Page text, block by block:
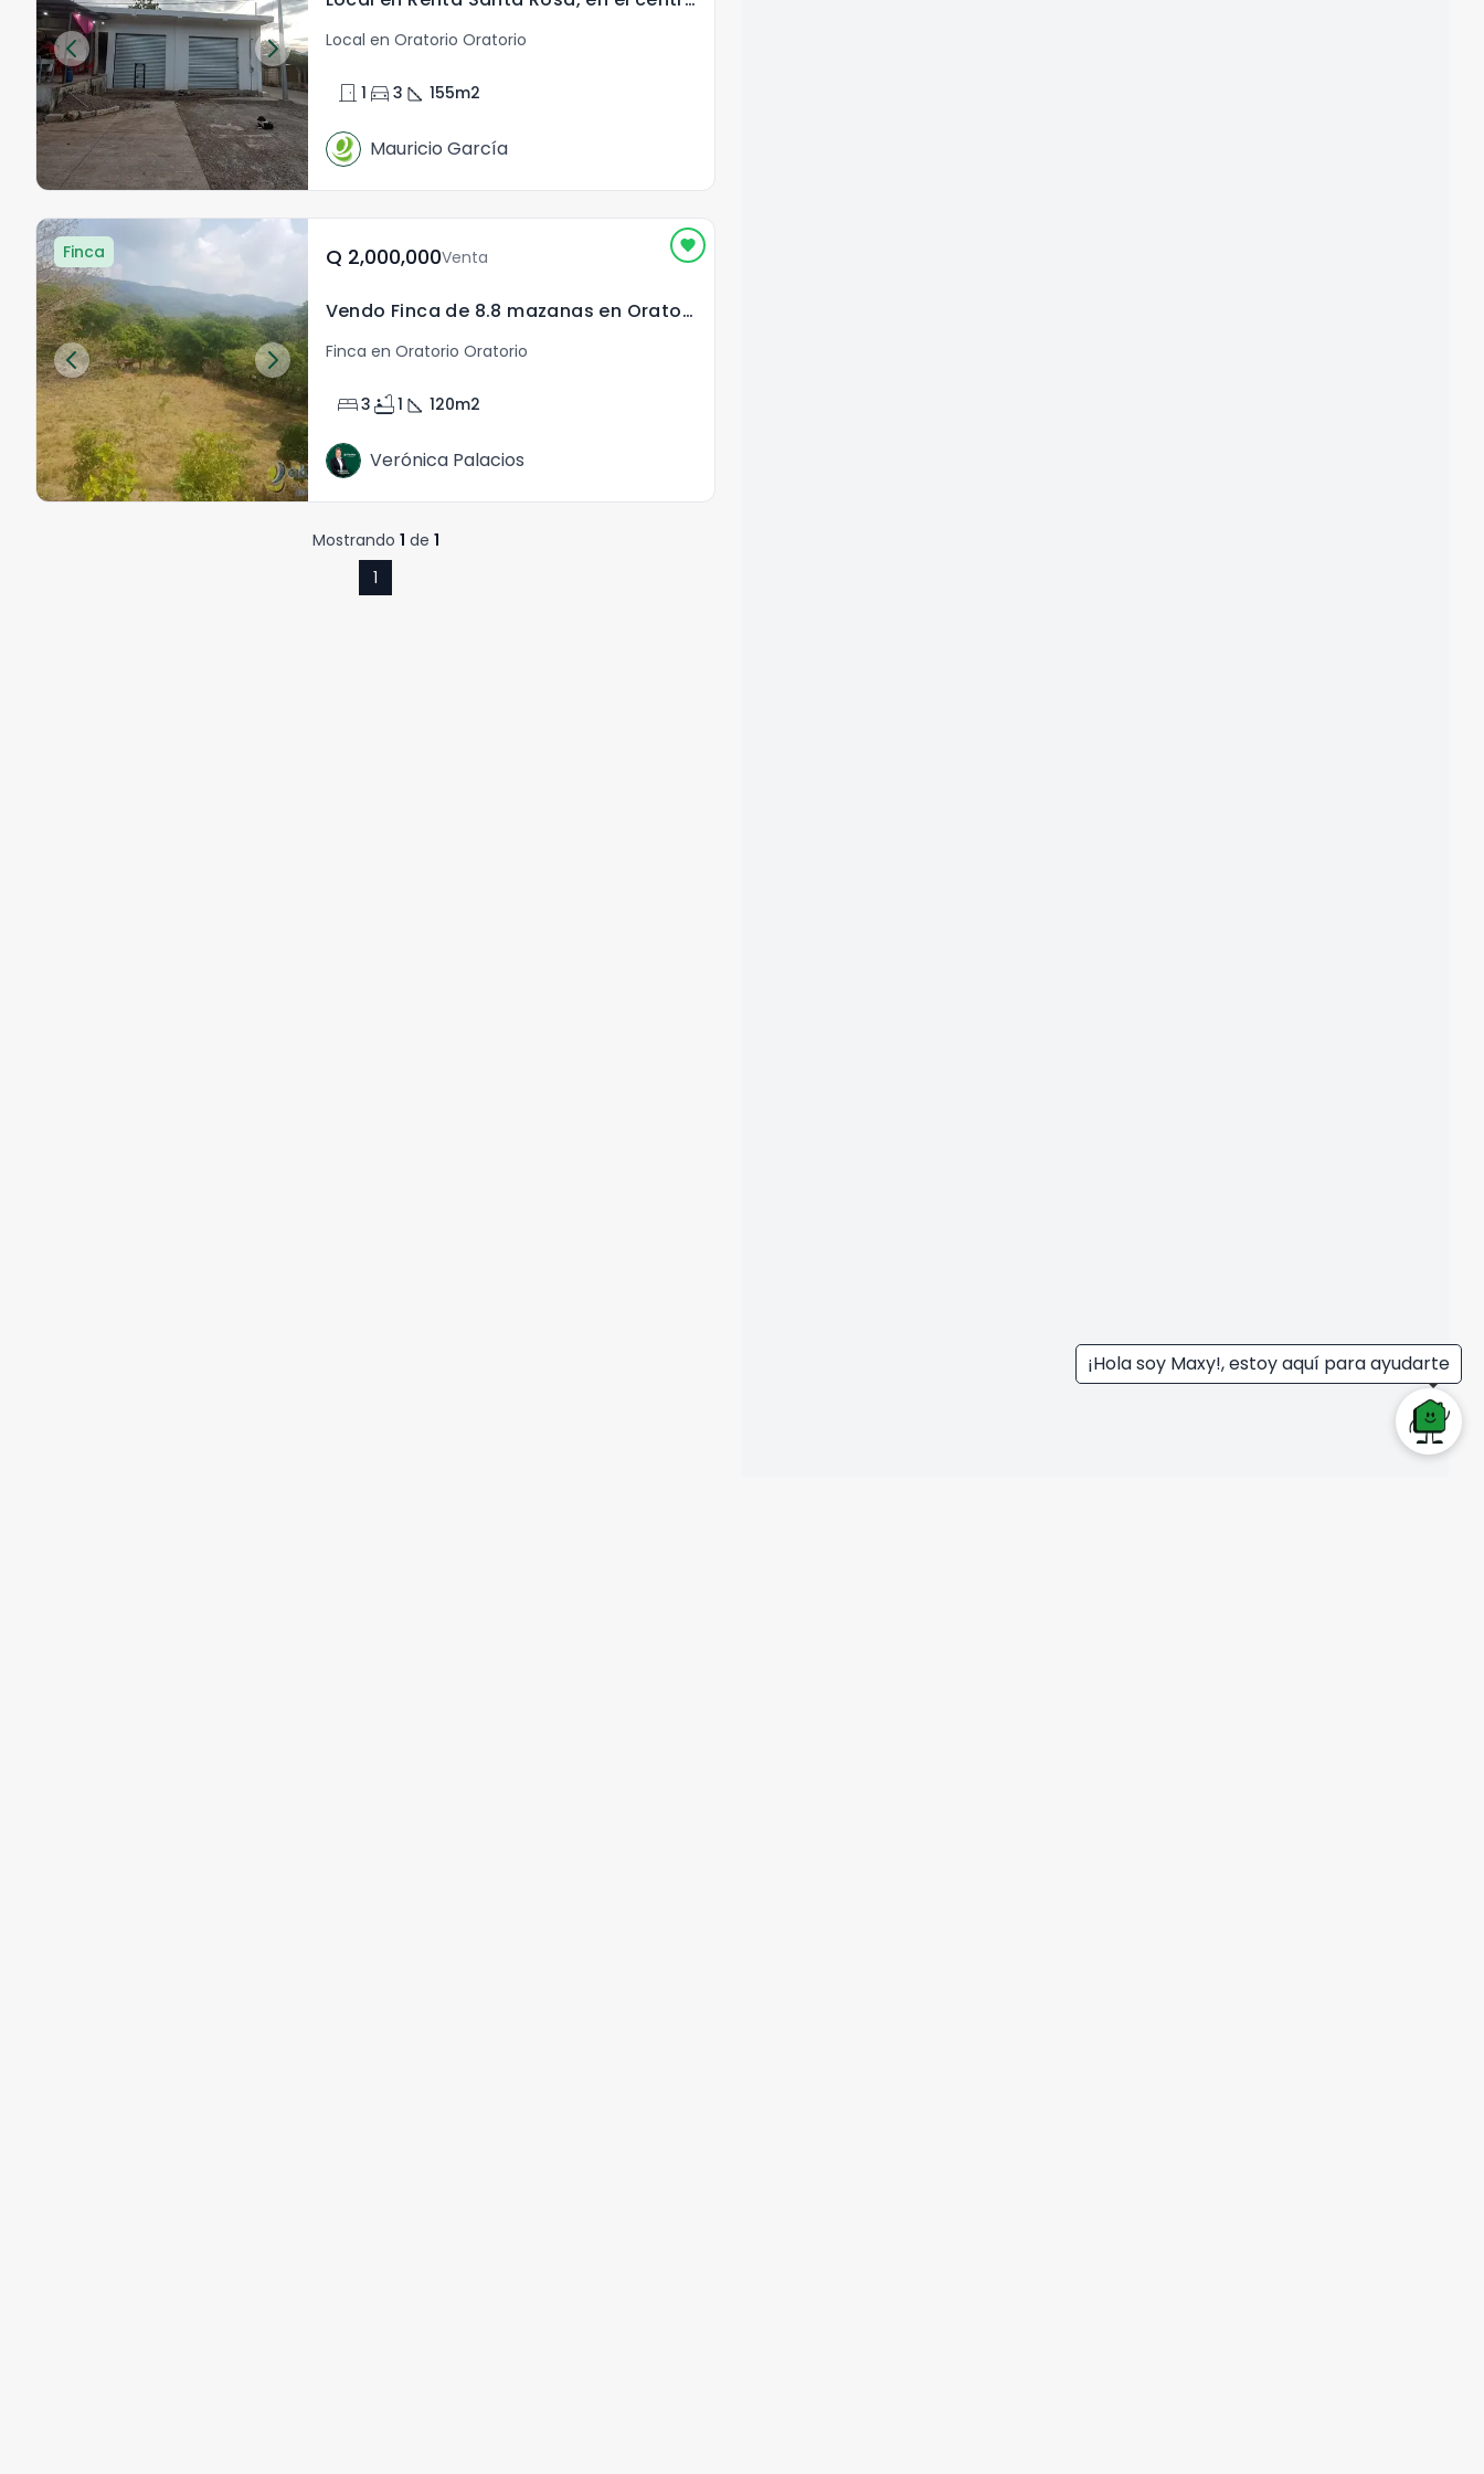
¡Hola soy Maxy!, estoy aquí para ayudarte
Local en Oratorio Oratorio
door_front 1 directions_car 3 square_foot 155m2
Mauricio García
Finca Q	2,000,000Venta
Vendo Finca de 8.8 mazanas en Oratorio, Santa Rosa
Finca en Oratorio Oratorio
bed3 bathtub1 square_foot 120m2
Verónica Palacios
Mostrando 1 de 1
1